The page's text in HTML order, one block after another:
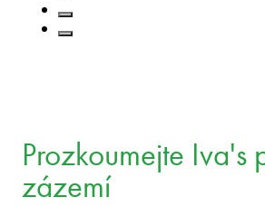
Prozkoumejte Iva's
zázemí